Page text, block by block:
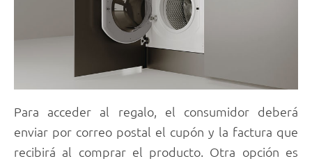
Para acceder al regalo, el consumidor deberá
enviar por correo postal el cupón y la factura que
recibirá al comprar el producto. Otra opción es